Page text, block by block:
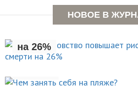
НОВОЕ В
Раннее отцовство
на 26%
Чем занять себя на